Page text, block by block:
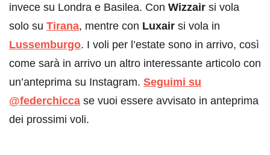
invece su Londra e Basilea. Con Wizzair si vola
solo su Tirana, mentre con Luxair si vola in
Lussemburgo. I voli per l’estate sono in arrivo, così
come sarà in arrivo un altro interessante articolo con
un’anteprima su Instagram. Seguimi su
@federchicca se vuoi essere avvisato in anteprima
dei prossimi voli.